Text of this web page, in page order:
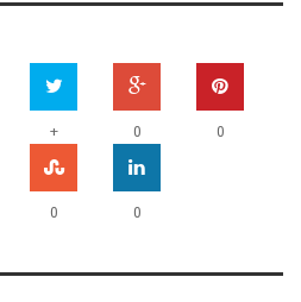
+ 0 0
0 0